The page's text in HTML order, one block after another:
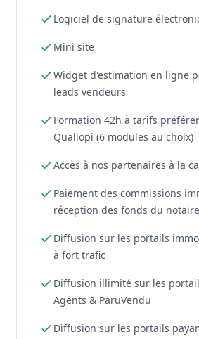
Logiciel de signature
Mini site
Widget d'estimation en ligne
leads vendeurs
Formation 42h à tarifs
Qualiopi (6 modules au choix)
Accès à nos partenaires à la
Paiement des commissions
réception des fonds du notaire
Diffusion sur les portails
à fort trafic
Diffusion illimité sur les
Agents & ParuVendu
Diffusion sur les portails